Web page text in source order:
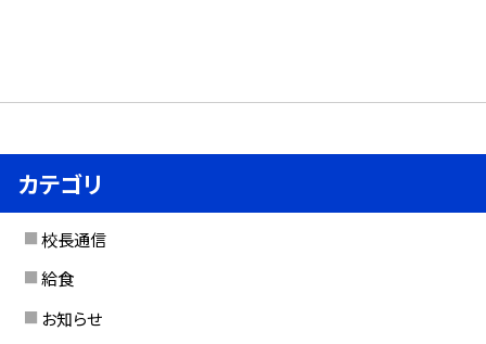
カテゴリ
校長通信
給食
お知らせ